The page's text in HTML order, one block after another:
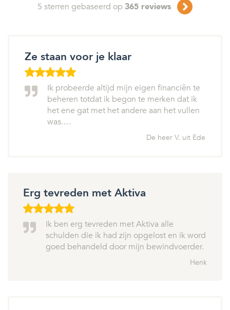
5 sterren gebaseerd op 365 reviews
Ze staan voor je klaar
Ik probeerde altijd mijn eigen financiën te
beheren totdat ik begon te merken dat ik
het ene gat met het andere aan het vullen
was.…
De heer V. uit Ede
Erg tevreden met Aktiva
Ik ben erg tevreden met Aktiva alle
schulden die ik had zijn opgelost en ik word
goed behandeld door mijn bewindvoerder.
Henk